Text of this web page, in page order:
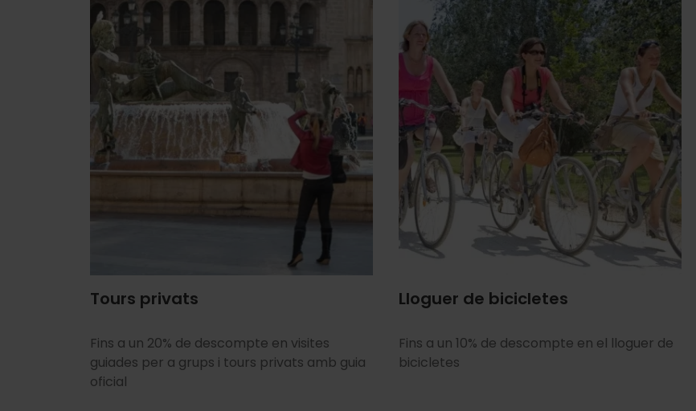
Tours privats
Fins a un 20% de descompte en visites
guiades per a grups i tours privats amb guia
oficial
Lloguer de bicicletes
Fins a un 10% de descompte en el lloguer de
bicicletes